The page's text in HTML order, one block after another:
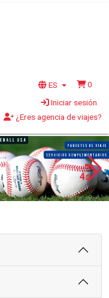
ES
0
Iniciar sesión
¿Eres agencia de viajes?
2s